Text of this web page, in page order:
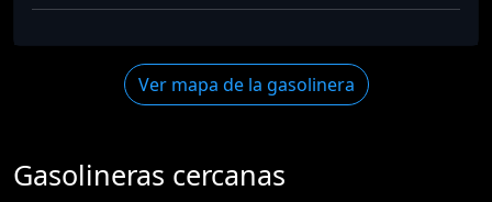
Ver mapa de la gasolinera
Gasolineras cercanas